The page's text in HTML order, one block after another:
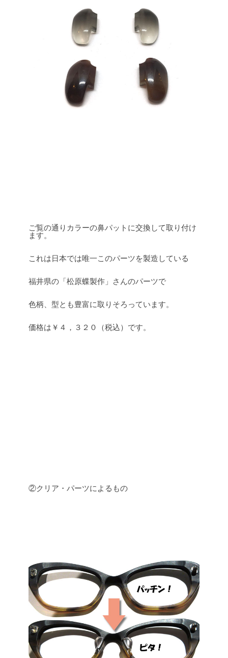
ご覧の通りカラーの鼻パットに交換して取り付け
ます。
これは日本では唯一このパーツを製造している
福井県の「松原蝶製作」さんのパーツで
色柄、型とも豊富に取りそろっています。
価格は￥４，３２０（税込）です。
②クリア・パーツによるもの